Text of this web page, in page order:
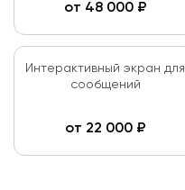
от 48 000₽
Интерактивный экран для
сообщений
от 22 000₽